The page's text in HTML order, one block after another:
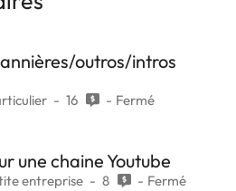
outros/intros
16 Fermé
une chaine Youtube
entreprise 8 Fermé